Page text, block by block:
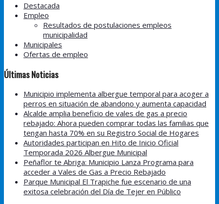
Destacada
Empleo
Resultados de postulaciones empleos
municipalidad
Municipales
Ofertas de empleo
Últimas Noticias
Municipio implementa albergue temporal para acoger a
perros en situación de abandono y aumenta capacidad
Alcalde amplia beneficio de vales de gas a precio
rebajado: Ahora pueden comprar todas las familias que
tengan hasta 70% en su Registro Social de Hogares
Autoridades participan en Hito de Inicio Oficial
Temporada 2026 Albergue Municipal
Peñaflor te Abriga: Municipio Lanza Programa para
acceder a Vales de Gas a Precio Rebajado
Parque Municipal El Trapiche fue escenario de una
exitosa celebración del Día de Tejer en Público